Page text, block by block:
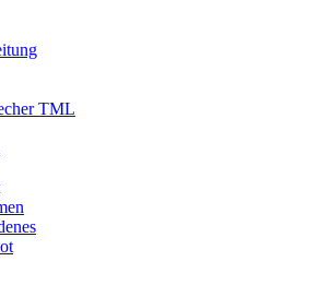
TML